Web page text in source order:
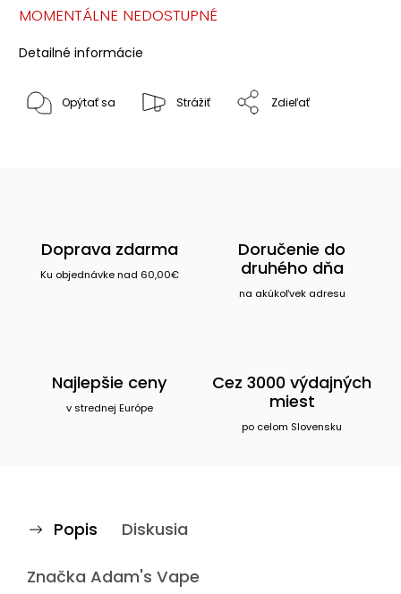
MOMENTÁLNE NEDOSTUPNÉ
Detailné informácie
Opýtať sa Strážiť Zdieľať
Doprava zdarma
Ku objednávke nad 60,00€
Doručenie do
druhého dňa
na akúkoľvek adresu
Najlepšie ceny
v strednej Európe
Cez 3000 výdajných
miest
po celom Slovensku
Popis Diskusia
Značka Adam's Vape